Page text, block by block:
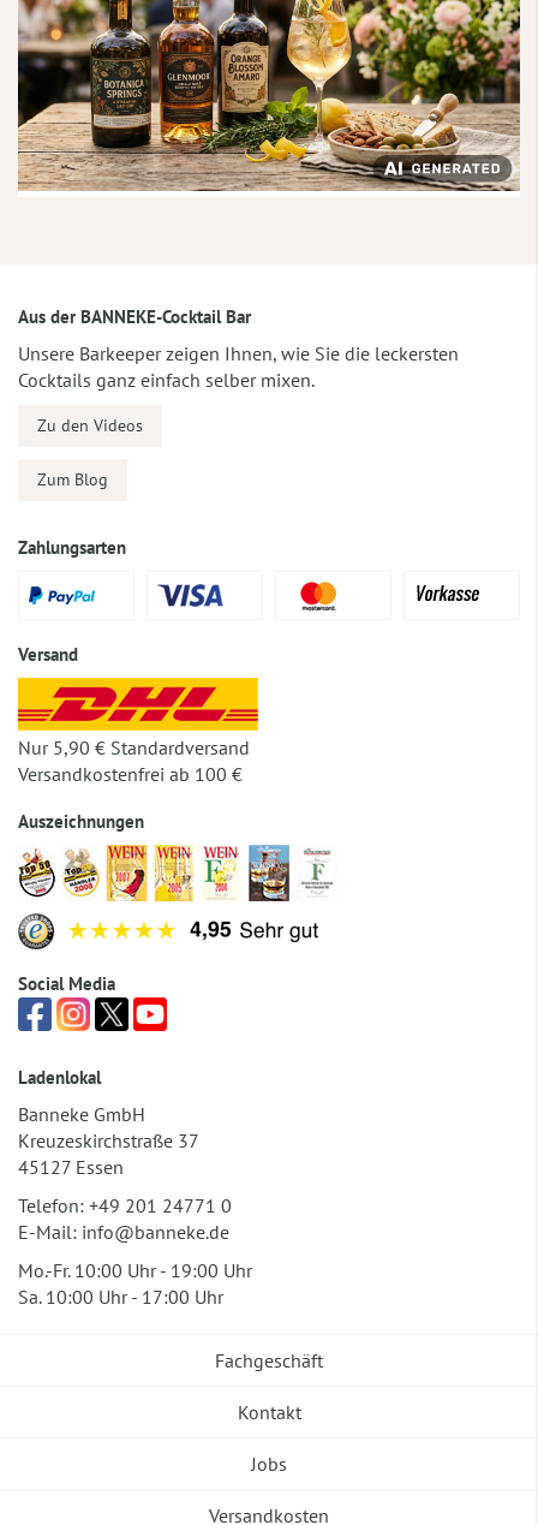
Aus der BANNEKE-Cocktail Bar
Unsere Barkeeper zeigen Ihnen, wie Sie die leckersten
Cocktails ganz einfach selber mixen.
Zu den Videos
Zum Blog
Zahlungsarten
Versand
Nur 5,90 € Standardversand
Versandkostenfrei ab 100 €
Auszeichnungen
Social Media
Ladenlokal
Banneke GmbH
Kreuzeskirchstraße 37
45127 Essen
Telefon: +49 201 24771 0
E-Mail: info@banneke.de
Mo.-Fr. 10:00 Uhr - 19:00 Uhr
Sa. 10:00 Uhr - 17:00 Uhr
Fachgeschäft
Kontakt
Jobs
Versandkosten